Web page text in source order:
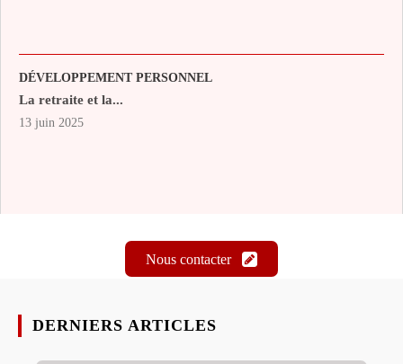
DÉVELOPPEMENT PERSONNEL
La retraite et la...
13 juin 2025
Nous contacter
DERNIERS ARTICLES